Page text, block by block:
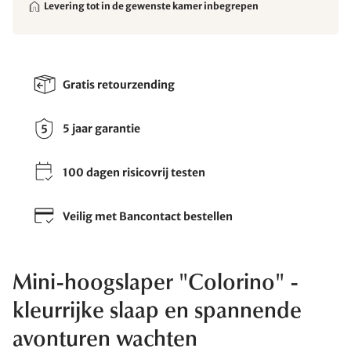
Levering tot in de gewenste kamer inbegrepen
Gratis retourzending
5 jaar garantie
100 dagen risicovrij testen
Veilig met Bancontact bestellen
Mini-hoogslaper "Colorino" -
kleurrijke slaap en spannende
avonturen wachten